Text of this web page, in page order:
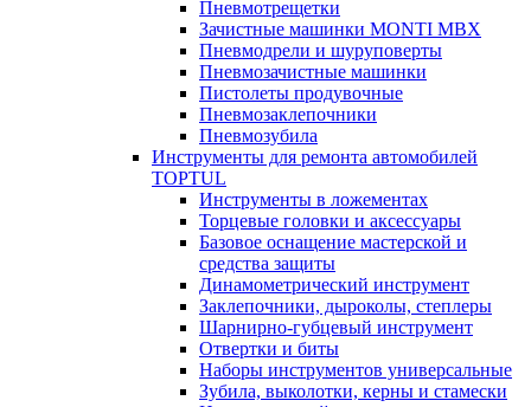
Пневмотрещетки
Зачистные машинки MONTI MBX
Пневмодрели и шуруповерты
Пневмозачистные машинки
Пистолеты продувочные
Пневмозаклепочники
Пневмозубила
Инструменты для ремонта автомобилей
TOPTUL
Инструменты в ложементах
Торцевые головки и аксессуары
Базовое оснащение мастерской и
средства защиты
Динамометрический инструмент
Заклепочники, дыроколы, степлеры
Шарнирно-губцевый инструмент
Отвертки и биты
Наборы инструментов универсальные
Зубила, выколотки, керны и стамески